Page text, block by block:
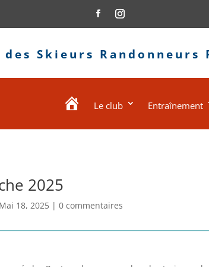
des Skieurs Randonneurs
Accueil Le club Entraînement
2025
Mai 18, 2025 |0 commentaires